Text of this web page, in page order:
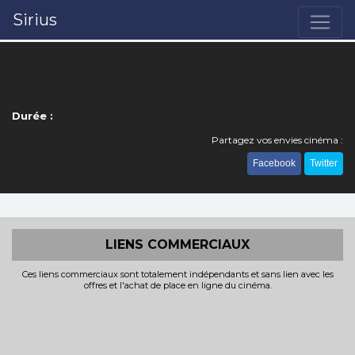
Sirius
Durée :
Partagez vos envies cinéma :
Facebook Twitter
LIENS COMMERCIAUX
Ces liens commerciaux sont totalement indépendants et sans lien avec les
offres et l'achat de place en ligne du cinéma.